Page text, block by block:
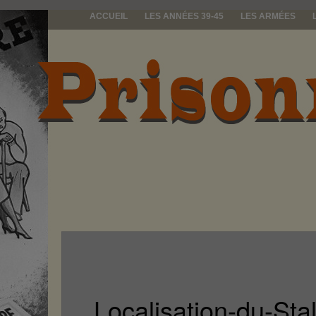
ACCUEIL LES ANNÉES 39-45 LES ARMÉES
prisonniers